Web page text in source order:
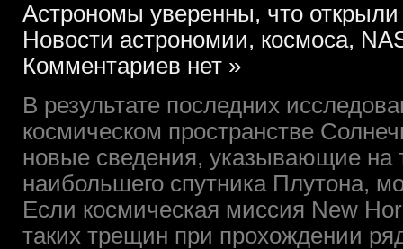
Астрономы уверенны, что открыли
Новости астрономии, космоса,
Комментариев нет »
В результате последних
космическом пространстве
новые сведения, указывающие на
наибольшего спутника Плутона,
Если космическая миссия New
таких трещин при прохождении